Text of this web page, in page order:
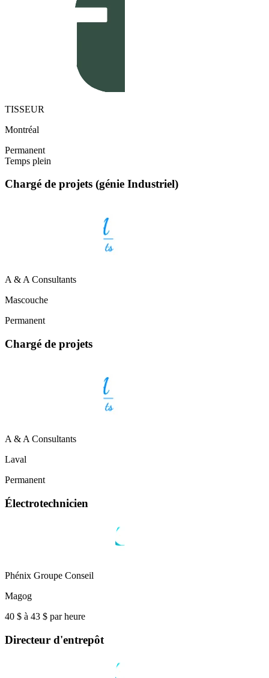
TISSEUR
Montréal
Permanent
Temps plein
Chargé de projets (génie Industriel)
A & A Consultants
Mascouche
Permanent
Chargé de projets
A & A Consultants
Laval
Permanent
Électrotechnicien
Phénix Groupe Conseil
Magog
40 $ à 43 $ par heure
Directeur d'entrepôt